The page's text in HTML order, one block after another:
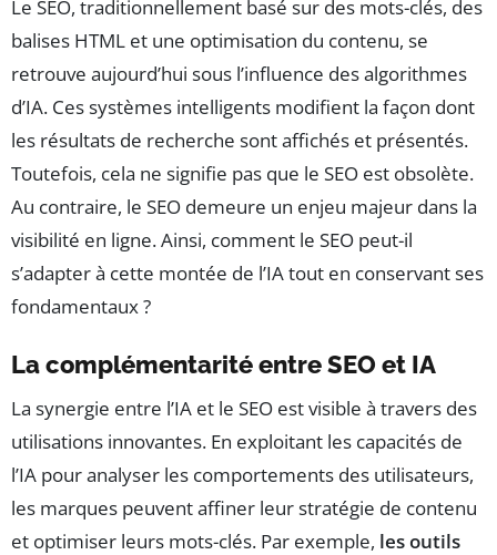
Le SEO, traditionnellement basé sur des mots-clés, des
balises HTML et une optimisation du contenu, se
retrouve aujourd’hui sous l’influence des algorithmes
d’IA. Ces systèmes intelligents modifient la façon dont
les résultats de recherche sont affichés et présentés.
Toutefois, cela ne signifie pas que le SEO est obsolète.
Au contraire, le SEO demeure un enjeu majeur dans la
visibilité en ligne. Ainsi, comment le SEO peut-il
s’adapter à cette montée de l’IA tout en conservant ses
fondamentaux ?
La complémentarité entre SEO et IA
La synergie entre l’IA et le SEO est visible à travers des
utilisations innovantes. En exploitant les capacités de
l’IA pour analyser les comportements des utilisateurs,
les marques peuvent affiner leur stratégie de contenu
et optimiser leurs mots-clés. Par exemple, les outils